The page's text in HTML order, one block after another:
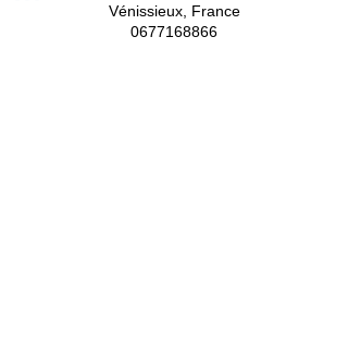
Vénissieux, France
0677168866